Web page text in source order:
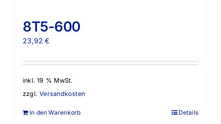
8T5-600
23,92€
inkl. 19 % MwSt.
zzgl.Versandkosten
In den Warenkorb Details